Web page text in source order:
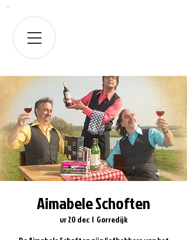
Aimabele Schoften
vr 20 dec
  |
Gorredijk